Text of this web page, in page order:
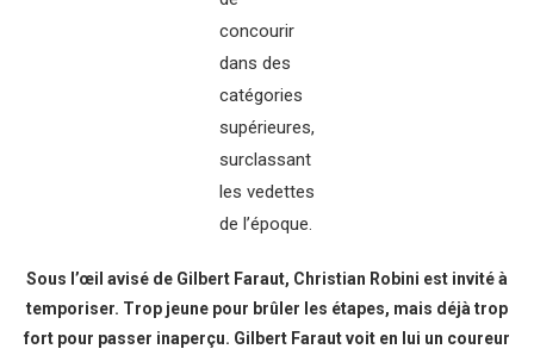
concourir
dans des
catégories
supérieures,
surclassant
les vedettes
de l’époque.
Sous l’œil avisé de Gilbert Faraut, Christian Robini est invité à
temporiser. Trop jeune pour brûler les étapes, mais déjà trop
fort pour passer inaperçu. Gilbert Faraut voit en lui un coureur